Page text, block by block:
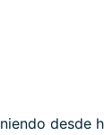
desde